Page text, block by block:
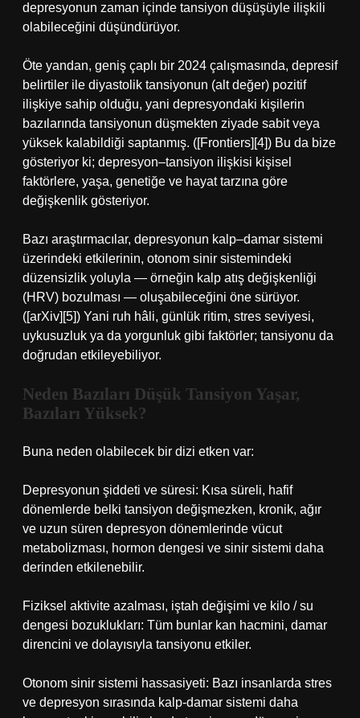
depresyonun zaman içinde tansiyon düşüşüyle ilişkili
olabileceğini düşündürüyor.
Öte yandan, geniş çaplı bir 2024 çalışmasında, depresif
belirtiler ile diyastolik tansiyonun (alt değer) pozitif
ilişkiye sahip olduğu, yani depresyondaki kişilerin
bazılarında tansiyonun düşmekten ziyade sabit veya
yüksek kalabildiği saptanmış. ([Frontiers][4]) Bu da bize
gösteriyor ki; depresyon–tansiyon ilişkisi kişisel
faktörlere, yaşa, genetiğe ve hayat tarzına göre
değişkenlik gösteriyor.
Bazı araştırmacılar, depresyonun kalp–damar sistemi
üzerindeki etkilerinin, otonom sinir sistemindeki
düzensizlik yoluyla — örneğin kalp atış değişkenliği
(HRV) bozulması — oluşabileceğini öne sürüyor.
([arXiv][5]) Yani ruh hâli, günlük ritim, stres seviyesi,
uykusuzluk ya da yorgunluk gibi faktörler; tansiyonu da
doğrudan etkileyebiliyor.
Neden Bazıları Düşük Tansiyon Yaşar,
Bazıları Yüksek?
Buna neden olabilecek bir dizi etken var:
Depresyonun şiddeti ve süresi: Kısa süreli, hafif
dönemlerde belki tansiyon değişmezken, kronik, ağır
ve uzun süren depresyon dönemlerinde vücut
metabolizması, hormon dengesi ve sinir sistemi daha
derinden etkilenebilir.
Fiziksel aktivite azalması, iştah değişimi ve kilo / su
dengesi bozuklukları: Tüm bunlar kan hacmini, damar
direncini ve dolayısıyla tansiyonu etkiler.
Otonom sinir sistemi hassasiyeti: Bazı insanlarda stres
ve depresyon sırasında kalp-damar sistemi daha